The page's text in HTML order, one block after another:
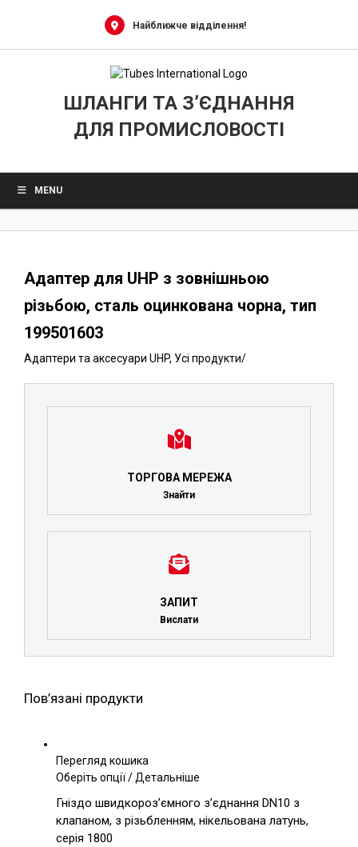
Найближче відділення!
ШЛАНГИ ТА З’ЄДНАННЯ
ДЛЯ ПРОМИСЛОВОСТІ
MENU
Адаптер для UHP з зовнішньою
різьбою, сталь оцинкована чорна, тип
199501603
Адаптери та аксесуари UHP, Усі продукти/
ТОРГОВА МЕРЕЖА
Знайти
ЗАПИТ
Вислати
Пов’язані продукти
Перегляд кошика
Оберіть опціїЦей
має
кілька
/Детальніше
Гніздо швидкороз’ємного з’єднання DN10 з
клапаном, з різьбленням, нікельована латунь,
серія 1800